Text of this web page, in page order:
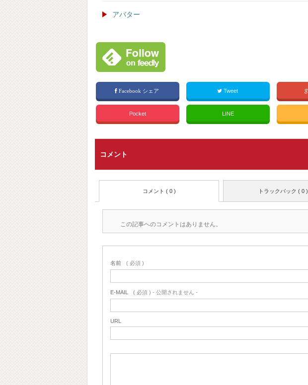
アバター
Facebook シェア Tweet
Pocket LINE
コメント
トラックバック ( 0 )
コメント ( 0 )
この記事へのコメントはありません。
名前 ( 必須 )
E-MAIL ( 必須 ) - 公開されません -
URL